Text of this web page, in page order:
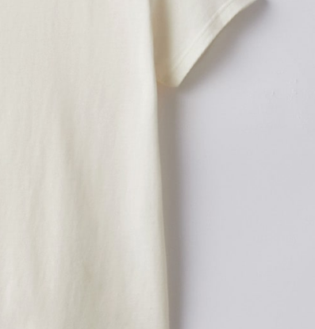
同シリーズのユニセックスサイズはこちら
をご覧ください。